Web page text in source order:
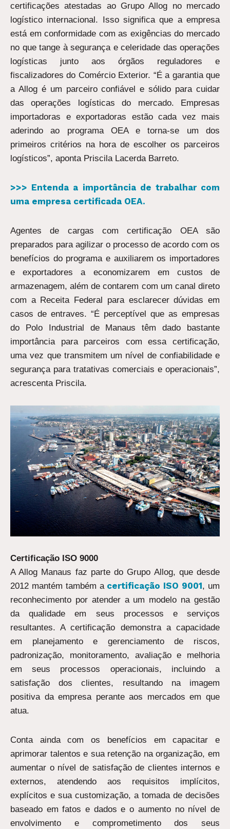
certificações atestadas ao Grupo Allog no mercado
logístico internacional. Isso significa que a empresa
está em conformidade com as exigências do mercado
no que tange à segurança e celeridade das operações
logísticas junto aos órgãos reguladores e
fiscalizadores do Comércio Exterior. “É a garantia que
a Allog é um parceiro confiável e sólido para cuidar
das operações logísticas do mercado. Empresas
importadoras e exportadoras estão cada vez mais
aderindo ao programa OEA e torna-se um dos
primeiros critérios na hora de escolher os parceiros
logísticos”, aponta Priscila Lacerda Barreto.
>>> Entenda a importância de trabalhar com
uma empresa certificada OEA.
Agentes de cargas com certificação OEA são
preparados para agilizar o processo de acordo com os
benefícios do programa e auxiliarem os importadores
e exportadores a economizarem em custos de
armazenagem, além de contarem com um canal direto
com a Receita Federal para esclarecer dúvidas em
casos de entraves. “É perceptível que as empresas
do Polo Industrial de Manaus têm dado bastante
importância para parceiros com essa certificação,
uma vez que transmitem um nível de confiabilidade e
segurança para tratativas comerciais e operacionais”,
acrescenta Priscila.
Certificação ISO 9000
A Allog Manaus faz parte do Grupo Allog, que desde
2012 mantém também a certificação ISO 9001, um
reconhecimento por atender a um modelo na gestão
da qualidade em seus processos e serviços
resultantes. A certificação demonstra a capacidade
em planejamento e gerenciamento de riscos,
padronização, monitoramento, avaliação e melhoria
em seus processos operacionais, incluindo a
satisfação dos clientes, resultando na imagem
positiva da empresa perante aos mercados em que
atua.
Conta ainda com os benefícios em capacitar e
aprimorar talentos e sua retenção na organização, em
aumentar o nível de satisfação de clientes internos e
externos, atendendo aos requisitos implícitos,
explícitos e sua customização, a tomada de decisões
baseado em fatos e dados e o aumento no nível de
envolvimento e comprometimento dos seus